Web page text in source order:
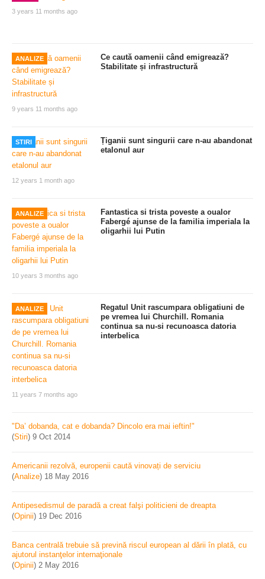
3 years 11 months ago
ANALIZE
9 years 11 months ago
Ce caută oamenii când emigrează?
Stabilitate și infrastructură
STIRI
12 years 1 month ago
Țiganii sunt singurii care n-au abandonat
etalonul aur
ANALIZE
10 years 3 months ago
Fantastica si trista poveste a oualor
Fabergé ajunse de la familia imperiala la
oligarhii lui Putin
ANALIZE
11 years 7 months ago
Regatul Unit rascumpara obligatiuni de
pe vremea lui Churchill. Romania
continua sa nu-si recunoasca datoria
interbelica
"Da’ dobanda, cat e dobanda? Dincolo era mai ieftin!"
(Stiri) 9 Oct 2014
Americanii rezolvă, europenii caută vinovați de serviciu
(Analize) 18 May 2016
Antipesedismul de paradă a creat falşi politicieni de dreapta
(Opinii) 19 Dec 2016
Banca centrală trebuie să prevină riscul european al dării în plată, cu
ajutorul instanţelor internaţionale
(Opinii) 2 May 2016